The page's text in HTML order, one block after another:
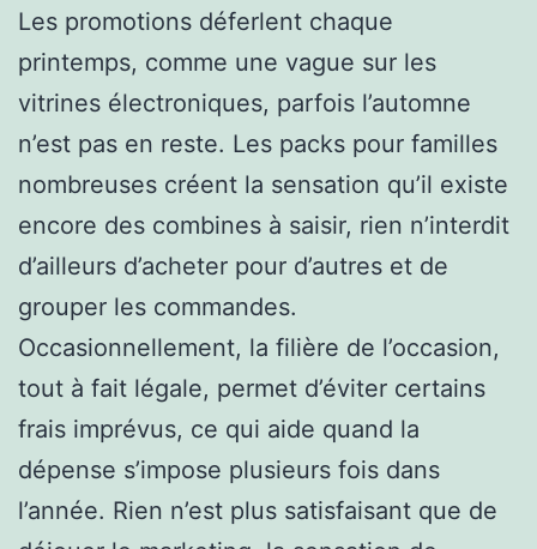
Les promotions déferlent chaque
printemps, comme une vague sur les
vitrines électroniques, parfois l’automne
n’est pas en reste. Les packs pour familles
nombreuses créent la sensation qu’il existe
encore des combines à saisir, rien n’interdit
d’ailleurs d’acheter pour d’autres et de
grouper les commandes.
Occasionnellement, la filière de l’occasion,
tout à fait légale, permet d’éviter certains
frais imprévus, ce qui aide quand la
dépense s’impose plusieurs fois dans
l’année. Rien n’est plus satisfaisant que de